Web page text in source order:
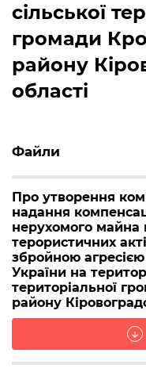
сільської
громади
району
області
Файли
Про утворення
надання
нерухомого майна
терористичних
збройною агресією
України на
територіальної
району
arrow_downward